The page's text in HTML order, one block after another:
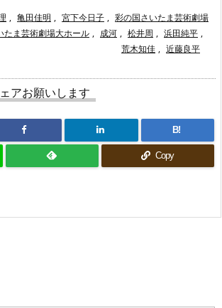
, 亀田佳明 , 宮下今日子 , 彩の国さいたま芸術劇場
たま芸術劇場大ホール , 成河 , 松井周 , 浜田純平 ,
荒木知佳 , 近藤良平
アお願いします
B!
Copy